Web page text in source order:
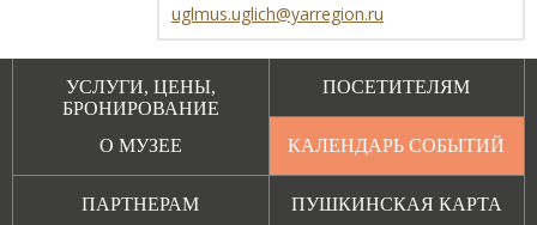
uglmus.uglich@yarregion.ru
УСЛУГИ, ЦЕНЫ,
БРОНИРОВАНИЕ
ПОСЕТИТЕЛЯМ
О МУЗЕЕ КАЛЕНДАРЬ СОБЫТИЙ
ПАРТНЕРАМ ПУШКИНСКАЯ КАРТА